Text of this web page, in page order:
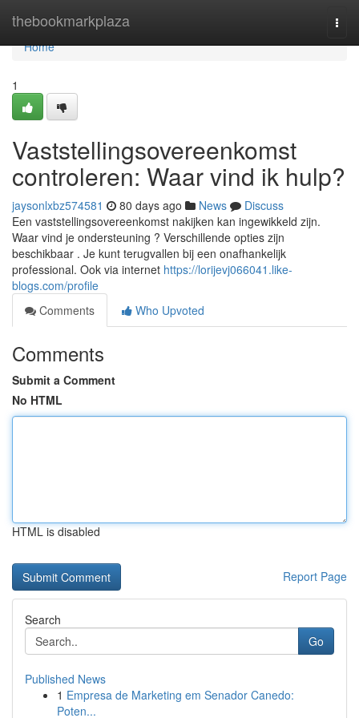
thebookmarkplaza
Home
Home
1
Vaststellingsovereenkomst
controleren: Waar vind ik hulp?
jaysonlxbz574581 80 days ago News
Discuss
Een vaststellingsovereenkomst nakijken kan ingewikkeld zijn.
Waar vind je ondersteuning ? Verschillende opties zijn
beschikbaar . Je kunt terugvallen bij een onafhankelijk
professional. Ook via internet https://lorijevj066041.like-
blogs.com/profile
Comments
Who Upvoted
Comments
Submit a Comment
No HTML
HTML is disabled
Report Page
Search
Go
Published News
1 Empresa de Marketing em Senador Canedo:
Poten...